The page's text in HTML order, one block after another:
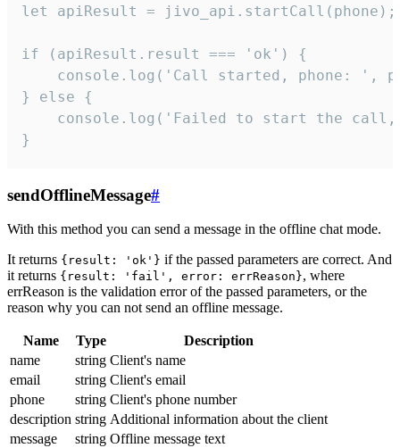
let apiResult = jivo_api.startCall(phone);
if (apiResult.result === 'ok') {
console.log('Call started, phone: ',
} else {
console.log('Failed to start the
}
sendOfflineMessage#
With this method you can send a message in the offline chat mode.
It returns {result: 'ok'} if the passed parameters are correct. And
it returns {result: 'fail', error: errReason}, where
errReason is the validation error of the passed parameters, or the
reason why you can not send an offline message.
Name Type
Description
name
string Client's name
email
string Client's email
phone
string Client's phone number
description string Additional information about the client
message
string Offline message text